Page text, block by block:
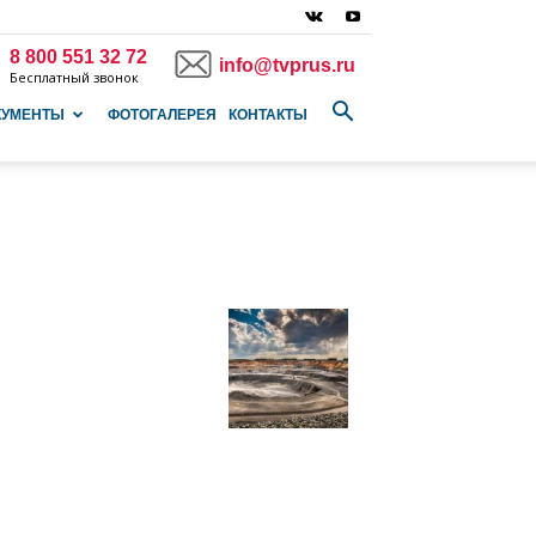
8 800 551 32 72
Бесплатный звонок
info@tvprus.ru
ФОТОГАЛЕРЕЯ КОНТАКТЫ